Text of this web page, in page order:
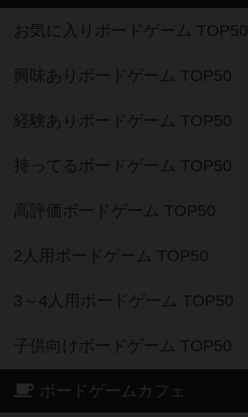
お気に入りボードゲーム TOP50
興味ありボードゲーム TOP50
経験ありボードゲーム TOP50
持ってるボードゲーム TOP50
高評価ボードゲーム TOP50
2人用ボードゲーム TOP50
3～4人用ボードゲーム TOP50
子供向けボードゲーム TOP50
ボードゲームカフェ